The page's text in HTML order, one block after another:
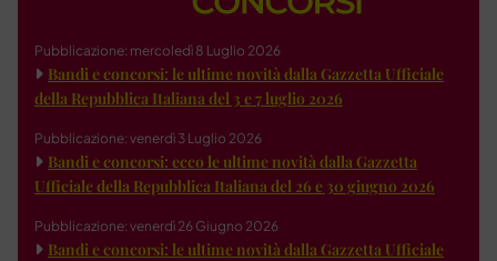
Pubblicazione: mercoledì 8 Luglio 2026
Bandi e concorsi: le ultime novità dalla Gazzetta Ufficiale
della Repubblica Italiana del 3 e 7 luglio 2026
Pubblicazione: venerdì 3 Luglio 2026
Bandi e concorsi: ecco le ultime novità dalla Gazzetta
Ufficiale della Repubblica Italiana del 26 e 30 giugno 2026
Pubblicazione: venerdì 26 Giugno 2026
Bandi e concorsi: le ultime novità dalla Gazzetta Ufficiale